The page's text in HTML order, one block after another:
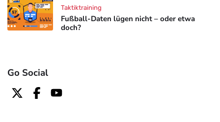
Fußball-Daten lügen nicht – oder etwa
doch?
Taktiktraining
Go Social